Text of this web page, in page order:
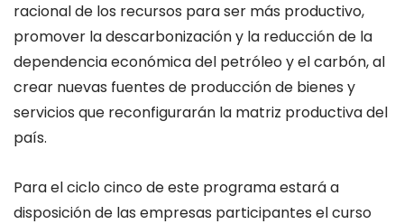
racional de los recursos para ser más productivo,
promover la descarbonización y la reducción de la
dependencia económica del petróleo y el carbón, al
crear nuevas fuentes de producción de bienes y
servicios que reconfigurarán la matriz productiva del
país.
Para el ciclo cinco de este programa estará a
disposición de las empresas participantes el curso